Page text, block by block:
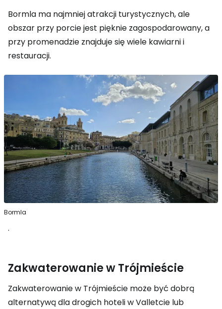
Bormla ma najmniej atrakcji turystycznych, ale
obszar przy porcie jest pięknie zagospodarowany, a
przy promenadzie znajduje się wiele kawiarni i
restauracji.
Bormla
.
Zakwaterowanie w Trójmieście
Zakwaterowanie w Trójmieście może być dobrą
alternatywą dla drogich hoteli w Valletcie lub